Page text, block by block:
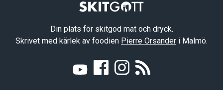
Din plats för skitgod mat och dryck.
Skrivet med kärlek av foodien Pierre Orsander i Malmö.